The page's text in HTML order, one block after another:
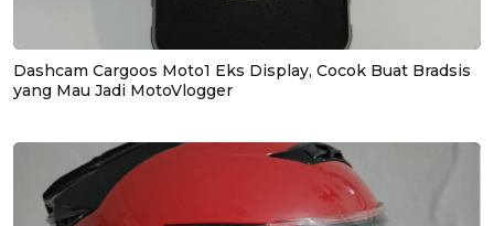
Dashcam Cargoos Moto1 Eks Display, Cocok Buat Bradsis
yang Mau Jadi MotoVlogger